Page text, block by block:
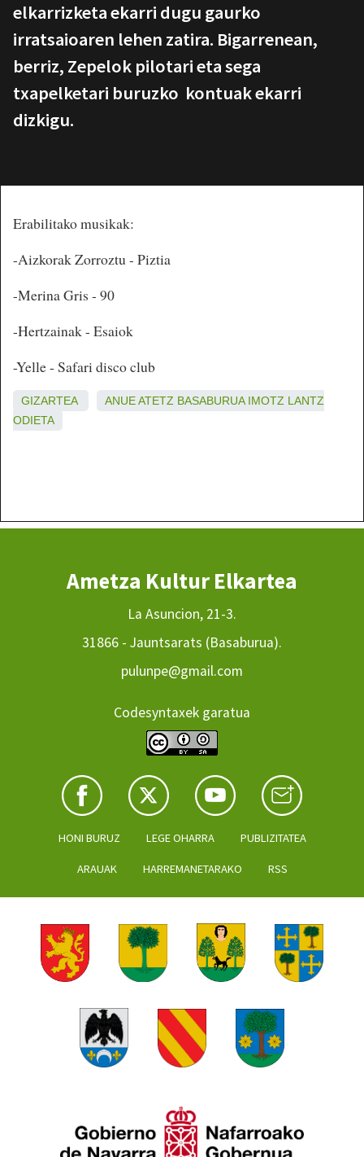
elkarrizketa ekarri dugu gaurko
irratsaioaren lehen zatira. Bigarrenean,
berriz, Zepelok pilotari eta sega
txapelketari buruzko kontuak ekarri
dizkigu.
Erabilitako musikak:
-Aizkorak Zorroztu - Piztia
-Merina Gris - 90
-Hertzainak - Esaiok
-Yelle - Safari disco club
GIZARTEA ANUEATETZ BASABURUA IMOTZ LANTZ
ODIETA
Ametza Kultur Elkartea
La Asuncion, 21-3.
31866 - Jauntsarats (Basaburua).
pulunpe@gmail.com
Codesyntaxek garatua
HONI BURUZ LEGE OHARRA PUBLIZITATEA
ARAUAK HARREMANETARAKO RSS